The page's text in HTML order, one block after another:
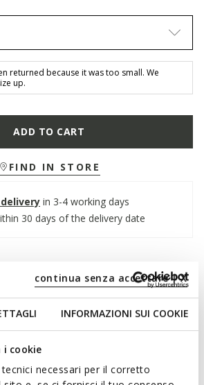
INFORMAZIONI SUI COOKIE
i cookie
necessari per il corretto
continua senza accettare | X
returned because it was too small. We
up.
ADD TO CART
FIND IN STORE
in 3-4 working days
30 days of the delivery date
court shoe for women set on a low
aesthetic that stands apart for its
been crafted from supple nappa in a
be the ultimate way to complete office
cosseting feet with comfort and
Kleopy is the perfect choice for
and style, and it will lift your outfits